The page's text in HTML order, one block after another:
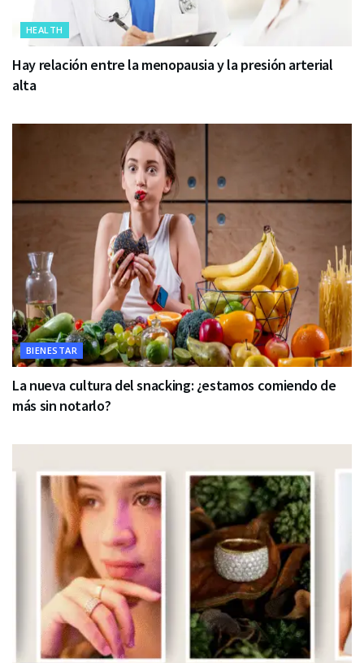
HEALTH
Hay relación entre la menopausia y la presión arterial
alta
BIENESTAR
La nueva cultura del snacking: ¿estamos comiendo de
más sin notarlo?